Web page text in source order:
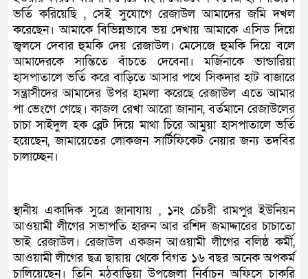
ভর্তি করিয়েছি , সেই সুযোগে রেজাউল আমাদের জমি দখল
করেছেন। আমাকে বিভিন্নভাবে ভয় দেখায় আমাকে এসিড দিয়ে
জ্বলসে দেবার হুমকি দেয় রেজাউল। মেসেজে হুমকি দিয়ে বলে
আমাদেরকে সান্তিতে বাঁচতে দেবেনা। মর্জিনাকে ভান্ডারিয়া
হাসপাতালে ভর্তি করে বাড়িতে আসার পথে সিকদার হাট বাজারে
সন্ত্রাসীদের আমাদের উপর হামলা করেছে রেজাউল এতে আমার
পা ভেংগে গেছে। কাজল রেখা আরো জানান, বর্তমানে রেজাউলের
চাচা সাইদুল হক ব্লেট দিয়ে মাথা চিরে আমুয়া হাসপাতালে ভর্তি
হয়েছেন, জামায়েতের লোকজন সার্টিফিকেট নেয়ার জন্য তদবির
চালাচ্ছেন।
স্থানীয় একাদিক সুত্রে জানাযায় , ১নং চেঁচরী রামপুর ইউনিয়ন
আওয়ামী লীগের সভাপতি হারুন আর রশিদ জমাদ্দারের চাচাতো
ভাই রেজাউল। রেজাউল একজন আওয়ামী লীগের বলিষ্ঠ কর্মী,
আওয়ামী লীগের ছত্র ছায়ায় থেকে বিগত ১৬ বছর অনেক অপকর্ম
চালিয়েছেন। তিনি মঠবাড়িয়া উপজেলা নির্বাচন অফিসে চাকরি